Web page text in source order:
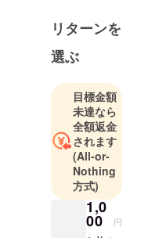
れと平行し
てYouTube
への動画投
稿も行って
います。
リターンを
選ぶ
目標金額
未達なら
全額返金
されます
(All-or-
Nothing
方式)
1,0
00 円